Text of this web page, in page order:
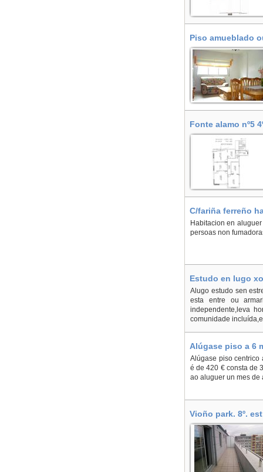
Piso amueblado
Fonte alamo nº5
C/fariña ferreño
Habitacion en
persoas non
Estudo en lugo
Alugo estudo sen
esta entre ou
independente,leva
comunidade
Alúgase piso a 6
Alúgase piso centrico
é de 420 € consta de
ao aluguer un mes de
Vioño park. 8º.